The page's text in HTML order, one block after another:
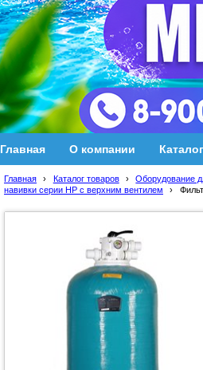
Главная О компании
Главная › Каталог товаров › Оборудование
навивки серии HP с верхним вентилем
›